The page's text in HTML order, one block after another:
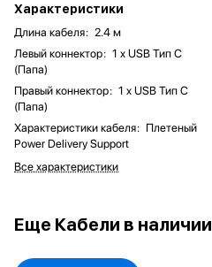
Характеристики
Длина кабеля: 2.4 м
Левый коннектор: 1 x USB Тип C
(Папа)
Правый коннектор: 1 x USB Тип C
(Папа)
Характеристики кабеля: Плетеный
Power Delivery Support
Все характеристики
Еще Кабели в наличии